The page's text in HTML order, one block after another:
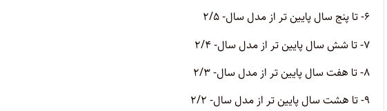
۶- تا پنج سال پایین تر از مدل سال- ۲/۵
۷- تا شش سال پایین تر از مدل سال- ۲/۴
۸- تا هفت سال پایین تر از مدل سال- ۲/۳
۹- تا هشت سال پایین تر از مدل سال- ۲/۲